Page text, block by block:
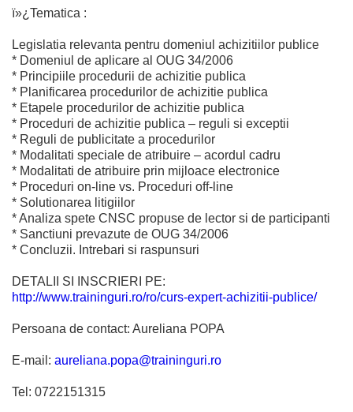
ï»¿Tematica :
Legislatia relevanta pentru domeniul achizitiilor publice
* Domeniul de aplicare al OUG 34/2006
* Principiile procedurii de achizitie publica
* Planificarea procedurilor de achizitie publica
* Etapele procedurilor de achizitie publica
* Proceduri de achizitie publica – reguli si exceptii
* Reguli de publicitate a procedurilor
* Modalitati speciale de atribuire – acordul cadru
* Modalitati de atribuire prin mijloace electronice
* Proceduri on-line vs. Proceduri off-line
* Solutionarea litigiilor
* Analiza spete CNSC propuse de lector si de participanti
* Sanctiuni prevazute de OUG 34/2006
* Concluzii. Intrebari si raspunsuri
DETALII SI INSCRIERI PE:
http://www.traininguri.ro/ro/curs-expert-achizitii-publice/
Persoana de contact: Aureliana POPA
E-mail: aureliana.popa@traininguri.ro
Tel: 0722151315